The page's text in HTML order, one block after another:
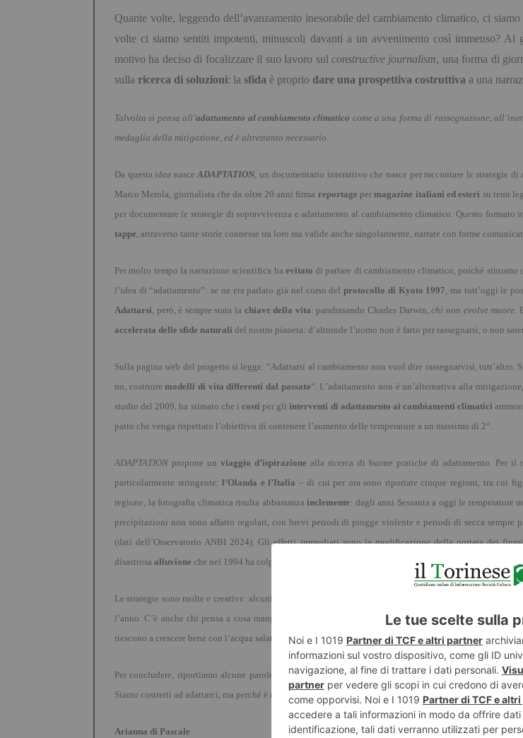
Quante volte, leggendo dell’avanzamento inesorabile del cambiamento climatico, ci
volte ci siamo sentiti impotenti, minuscoli davanti a un avvenimento così immenso? Al
motivo ha deciso di focalizzare il suo lavoro sul constructive journalism, una forma di
sulla ricerca di soluzioni: la sfida è proprio dare una prospettiva costruttiva a una
Talvolta si pensa all ’adattamento al cambiamento climatico come a una forma di rassegnazione, all ’
medaglia della mitigazione, ed è altrettanto necessario.
Da questa idea nasceADAPTATION, un documentario interattivo che nasce per raccontare le strategie di
Marco Merola, giornalista che da oltre 20 anni firma reportage per magazine italiani ed esteri su temi
per documentare le strategie di sopravvivenza e adattamento al cambiamento climatico. Questo formato
tappe, attraverso tante storie connesse tra loro ma valide anche singolarmente, narrate con forme
Per molto tempo la narrazione scientifica ha evitato di parlare di cambiamento climatico, poiché sintomo
l’idea di “adattamento”: se ne era parlato già nel corso delprotocollo di Kyoto 1997, ma tutt’oggi le
Adattarsi, però,è sempre stata la chiave della vita: parafrasando Charles Darwin,chi non evolve muore.
accelerata delle sfide naturali del nostro pianeta: d’altronde l’uomo non è fatto per rassegnarsi, o non
Sulla pagina web del progetto si legge: “Adattarsi al cambiamento non vuol dire rassegnarvisi, tutt’altro.
no, costruire modelli di vita differenti dal passato“. L’adattamento non èun’alternativa alla
studio del 2009, ha stimato che icosti per gliinterventi di adattamento ai cambiamenti climatici
patto che venga rispettato l’obiettivo di contenere l’aumento delle temperature a un massimo di 2°.
ADAPTATION propone unviaggio d’ispirazione alla ricerca di buone pratiche di adattamento. Per
particolarmente stringente:l’Olanda e l’Italia –di cui per ora sono riportate cinque regioni, tra cui
regione, la fotografia climatica risulta abbastanza inclemente: dagli anni Sessanta a oggi le temperature
precipitazioni non sono affatto regolari, con brevi periodi di piogge violente e periodi di secca
(dati dell’Osservatorio ANBI 2024). Gli effetti immediati sono la modificazione della portata dei
disastrosa alluvione che nel 1994 ha colpito la citt
Le strategie sono molte e creative: alcuni agricoltori siciliani hanno dato vita ai cosiddetti
l’anno. C’è anche chi pensa a cosa mangeremo domani: nell isola di Texel, in Olanda,Marc van
riescono a crescere bene con l’acqua salata.
Per concludere, riportiamo alcune parole di Marco Merola, pronunciate durante l ’edizione 2019di
Siamo costretti ad adattarci, ma perché è nella nostra natura farlo: noi non combattiamo il cambiamento
Arianna di Pascale